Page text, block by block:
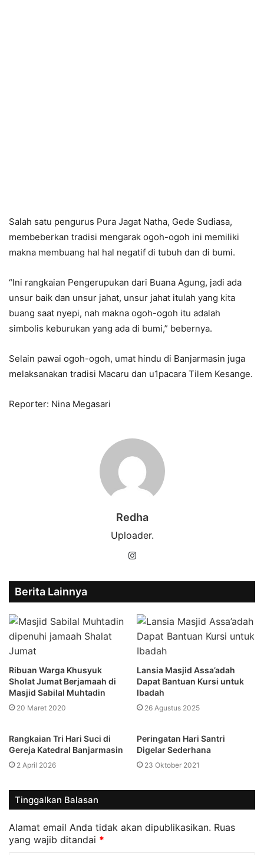
Salah satu pengurus Pura Jagat Natha, Gede Sudiasa,
membeberkan tradisi mengarak ogoh-ogoh ini memiliki
makna membuang hal hal negatif di tubuh dan di bumi.
“Ini rangkaian Pengerupukan dari Buana Agung, jadi ada
unsur baik dan unsur jahat, unsur jahat itulah yang kita
buang saat nyepi, nah makna ogoh-ogoh itu adalah
simbolis keburukan yang ada di bumi,” bebernya.
Selain pawai ogoh-ogoh, umat hindu di Banjarmasin juga
melaksanakan tradisi Macaru dan u1pacara Tilem Kesange.
Reporter: Nina Megasari
Redha
Uploader.
Instagram
Berita Lainnya
Ribuan Warga Khusyuk
Sholat Jumat Berjamaah di
Masjid Sabilal Muhtadin
20 Maret 2020
Lansia Masjid Assa’adah
Dapat Bantuan Kursi untuk
Ibadah
26 Agustus 2025
Rangkaian Tri Hari Suci di
Gereja Katedral Banjarmasin
2 April 2026
Peringatan Hari Santri
Digelar Sederhana
23 Oktober 2021
Tinggalkan Balasan
Alamat email Anda tidak akan dipublikasikan. Ruas
yang wajib ditandai *